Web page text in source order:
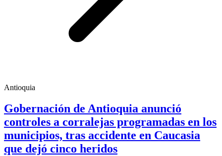
Antioquia
Gobernación de Antioquia anunció
controles a corralejas programadas en los
municipios, tras accidente en Caucasia
que dejó cinco heridos